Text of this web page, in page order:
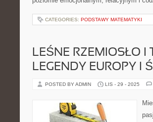
CATEGORIES: PODSTAWY MATEMATYKI
LEŚNE RZEMIOSŁO I
LEGENDY EUROPY I
POSTED BY ADMIN LIS - 29 - 2025